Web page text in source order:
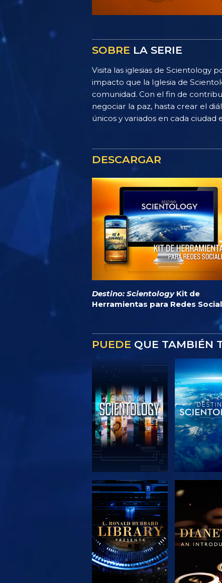
SOBRE LA SERIE
Visita las iglesias de Scientology
impacto que la Iglesia de
comunidad. Con el fin de
negociar la paz, hasta crear el
únicos y variados en cada ciudad
DESCARGAR
Destino: ScientologyKit de
Herramientas para Redes
PUEDE QUE TAMBIÉN
EXPLORA LAS
SERIES